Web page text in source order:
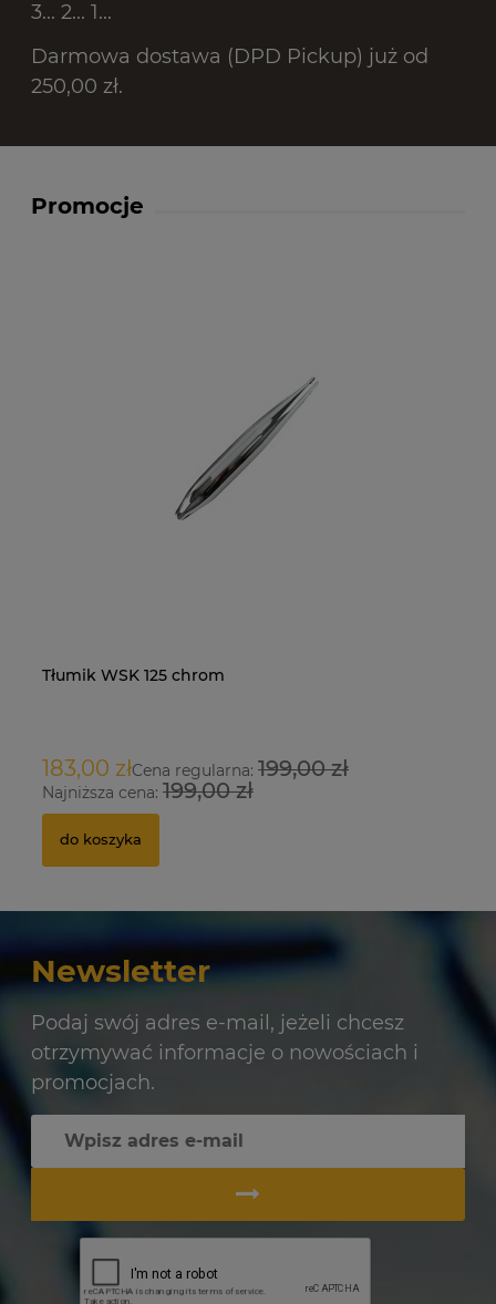
3... 2... 1...
Darmowa dostawa (DPD Pickup) już od
250,00 zł.
Promocje
Tłumik WSK 125 chrom
183,00 złCena regularna: 199,00 zł
Najniższa cena: 199,00 zł
do koszyka
Newsletter
Podaj swój adres e-mail, jeżeli chcesz
otrzymywać informacje o nowościach i
promocjach.